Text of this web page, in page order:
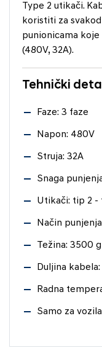
Type 2 utikači.
koristiti za
punionicama koje
(480V, 32A).
Tehnički
Faze: 3 faze
Napon: 480V
Struja: 32A
Snaga
Utikači: tip 2 -
Način
Težina: 3500 g
Duljina kabela:
Radna
Samo za